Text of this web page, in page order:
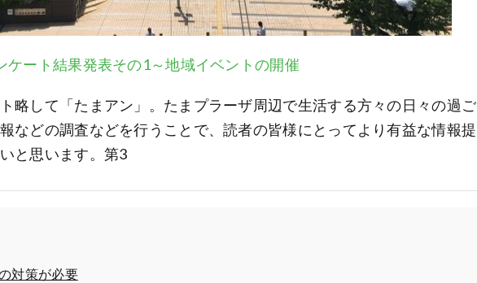
ケート結果発表その1～地域イベントの開催
略して「たまアン」。たまプラーザ周辺で生活する方々の日々の過ご
などの調査などを行うことで、読者の皆様にとってより有益な情報提
と思います。第3
対策が必要